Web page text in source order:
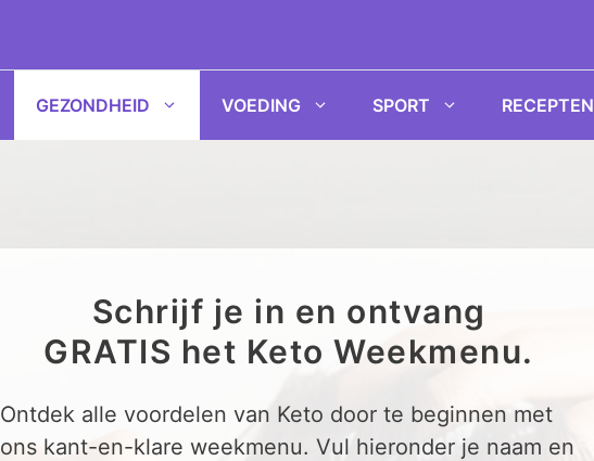
GEZONDHEID VOEDING SPORT RECEPTEN
Schrijf je in en ontvang
GRATIS het Keto Weekmenu.
Ontdek alle voordelen van Keto door te beginnen met
ons kant-en-klare weekmenu. Vul hieronder je naam en